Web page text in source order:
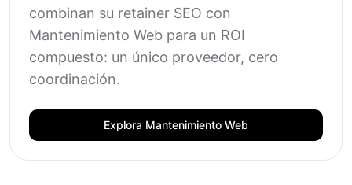
combinan su retainer SEO con
Mantenimiento Web para un ROI
compuesto: un único proveedor, cero
coordinación.
Explora Mantenimiento Web